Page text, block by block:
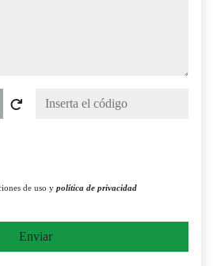
de uso y política de privacidad
Enviar